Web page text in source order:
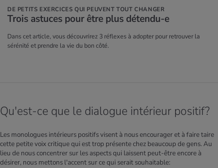
DE PETITS EXERCICES QUI PEUVENT TOUT CHANGER
Trois astuces pour être plus détendu-e
Dans cet article, vous découvrirez 3 réflexes à adopter pour retrouver la
sérénité et prendre la vie du bon côté.
Qu'est-ce que le dialogue intérieur positif?
Les monologues intérieurs positifs visent à nous encourager et à faire taire
cette petite voix critique qui est trop présente chez beaucoup de gens. Au
lieu de nous concentrer sur les aspects qui laissent peut-être encore à
désirer, nous mettons l'accent sur ce qui serait souhaitable: